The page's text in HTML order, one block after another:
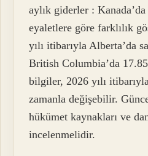
aylık giderler :
eyaletlere göre farklılık
yılı itibarıyla Alberta’da
British Columbia’da
bilgiler, 2026 yılı
zamanla değişebilir.
hükümet kaynakları ve
incelenmelidir.